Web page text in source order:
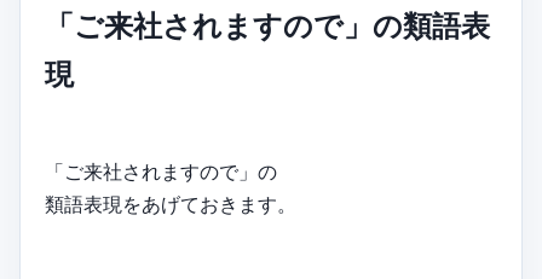
「ご来社されますので」の類語表
現
「ご来社されますので」の
類語表現をあげておきます。